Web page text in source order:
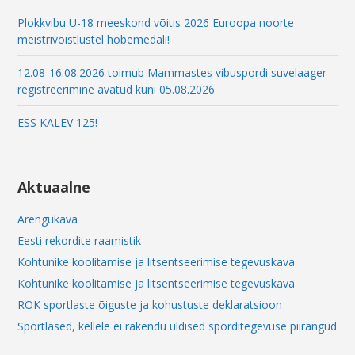
Plokkvibu U-18 meeskond võitis 2026 Euroopa noorte
meistrivõistlustel hõbemedali!
12.08-16.08.2026 toimub Mammastes vibuspordi suvelaager –
registreerimine avatud kuni 05.08.2026
ESS KALEV 125!
Aktuaalne
Arengukava
Eesti rekordite raamistik
Kohtunike koolitamise ja litsentseerimise tegevuskava
Kohtunike koolitamise ja litsentseerimise tegevuskava
ROK sportlaste õiguste ja kohustuste deklaratsioon
Sportlased, kellele ei rakendu üldised sporditegevuse piirangud